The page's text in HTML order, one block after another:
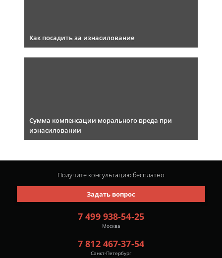
Как посадить за изнасилование
Сумма компенсации морального вреда при
изнасиловании
7 499 938-54-25
Москва
7 812 467-37-54
Санкт-Петербург
Задать вопрос
Получите консультациюбесплатно